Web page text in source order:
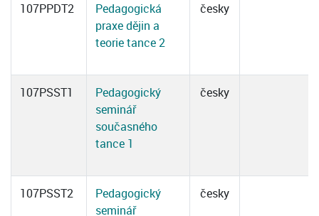
107PPDT2
Pedagogická
praxe dějin a
teorie tance 2
česky
107PSST1
Pedagogický
seminář
současného
tance 1
česky
107PSST2
Pedagogický
seminář
česky